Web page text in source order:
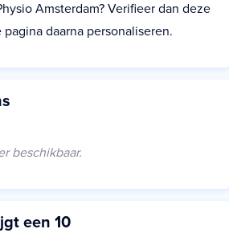
Amsterdam? Verifieer dan deze
daarna personaliseren.
beschikbaar.
een 10